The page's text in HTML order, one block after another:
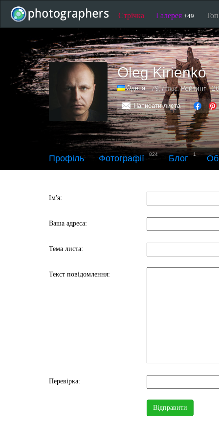
Стрічка Галерея +49
Oleg Kirienko
Одеса 79,7тис.Рейтинг
Написати листа
Профіль Фотографії 824 Блог 1
Ім'я:
Ваша адреса:
Тема листа:
Текст повідомлення:
Перевірка: